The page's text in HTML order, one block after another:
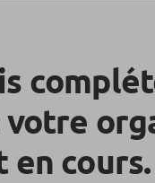
votre
en cours.